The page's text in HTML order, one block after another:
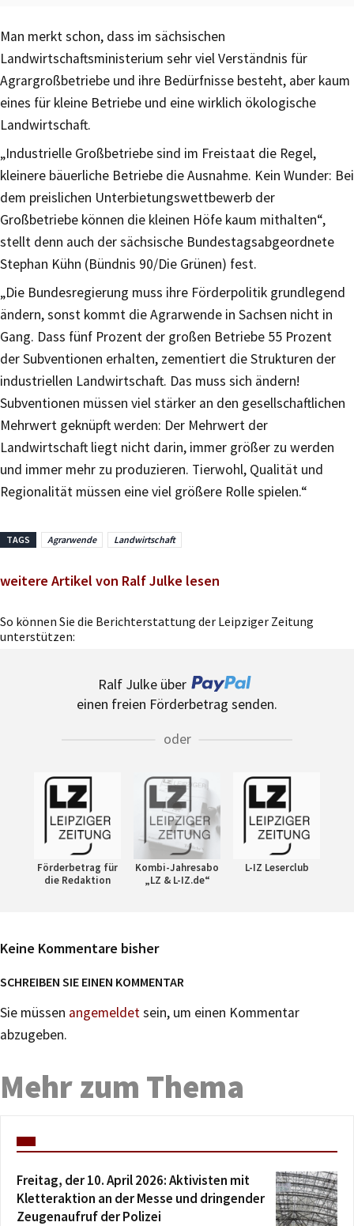
Man merkt schon, dass im sächsischen
Landwirtschaftsministerium sehr viel Verständnis für
Agrargroßbetriebe und ihre Bedürfnisse besteht, aber kaum
eines für kleine Betriebe und eine wirklich ökologische
Landwirtschaft.
„Industrielle Großbetriebe sind im Freistaat die Regel,
kleinere bäuerliche Betriebe die Ausnahme. Kein Wunder: Bei
dem preislichen Unterbietungswettbewerb der
Großbetriebe können die kleinen Höfe kaum mithalten“,
stellt denn auch der sächsische Bundestagsabgeordnete
Stephan Kühn (Bündnis 90/Die Grünen) fest.
„Die Bundesregierung muss ihre Förderpolitik grundlegend
ändern, sonst kommt die Agrarwende in Sachsen nicht in
Gang. Dass fünf Prozent der großen Betriebe 55 Prozent
der Subventionen erhalten, zementiert die Strukturen der
industriellen Landwirtschaft. Das muss sich ändern!
Subventionen müssen viel stärker an den gesellschaftlichen
Mehrwert geknüpft werden: Der Mehrwert der
Landwirtschaft liegt nicht darin, immer größer zu werden
und immer mehr zu produzieren. Tierwohl, Qualität und
Regionalität müssen eine viel größere Rolle spielen.“
TAGS Agrarwende Landwirtschaft
weitere Artikel von Ralf Julke lesen
So können Sie die Berichterstattung der Leipziger Zeitung
unterstützen:
Ralf Julke über
einen freien Förderbetrag senden.
oder
Förderbetrag für
die Redaktion
Kombi-Jahresabo
„LZ & L-IZ.de“
L-IZ Leserclub
Keine Kommentare bisher
SCHREIBEN SIE EINEN KOMMENTAR
Sie müssen angemeldetsein, um einen Kommentar
abzugeben.
Mehr zum Thema
Freitag, der 10. April 2026: Aktivisten mit
Kletteraktion an der Messe und dringender
Zeugenaufruf der Polizei